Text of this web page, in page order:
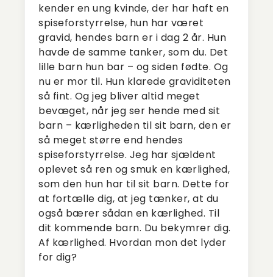
kender en ung kvinde, der har haft en
spiseforstyrrelse, hun har været
gravid, hendes barn er i dag 2 år. Hun
havde de samme tanker, som du. Det
lille barn hun bar – og siden fødte. Og
nu er mor til. Hun klarede graviditeten
så fint. Og jeg bliver altid meget
bevæget, når jeg ser hende med sit
barn – kærligheden til sit barn, den er
så meget større end hendes
spiseforstyrrelse. Jeg har sjældent
oplevet så ren og smuk en kærlighed,
som den hun har til sit barn. Dette for
at fortælle dig, at jeg tænker, at du
også bærer sådan en kærlighed. Til
dit kommende barn. Du bekymrer dig.
Af kærlighed. Hvordan mon det lyder
for dig?